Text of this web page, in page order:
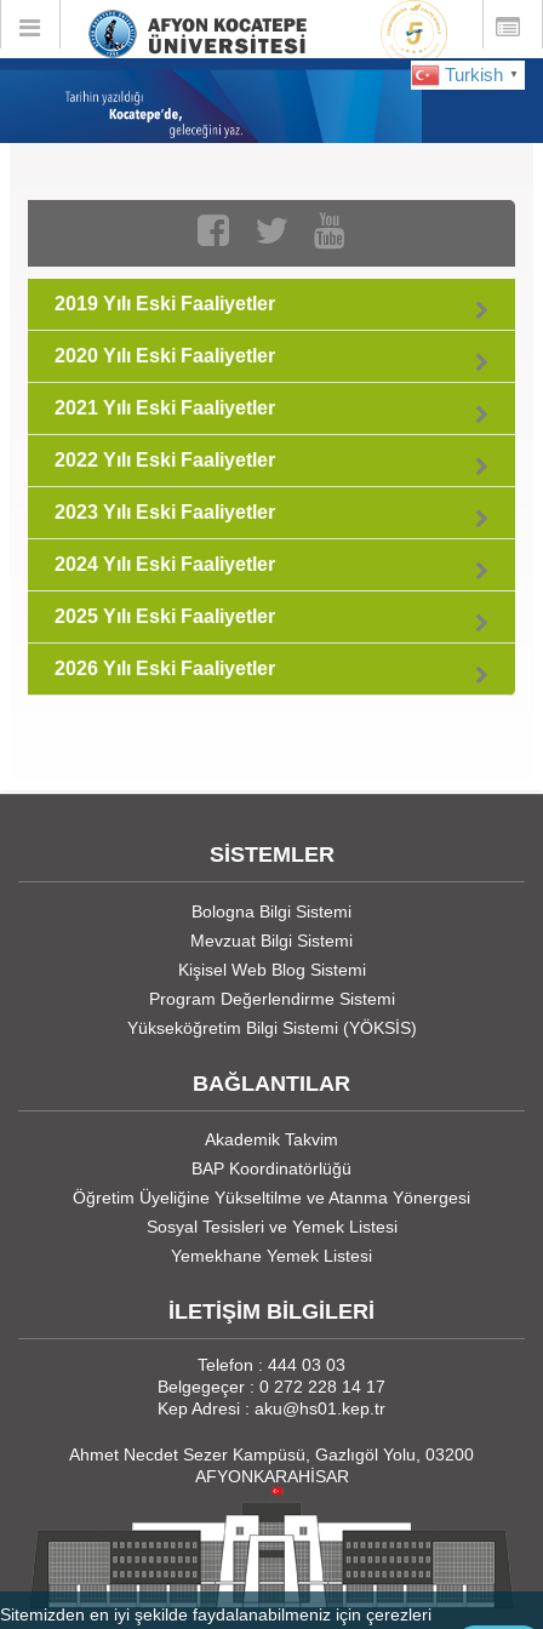
Toggle
global
Toggle
Sitemizden en iyi şekilde faydalanabilmeniz için çerezleri
Turkish ▼
Eski Faaliyetler :Haziran 2023
2019 Yılı Eski Faaliyetler
2020 Yılı Eski Faaliyetler
2021 Yılı Eski Faaliyetler
2022 Yılı Eski Faaliyetler
2023 Yılı Eski Faaliyetler
2024 Yılı Eski Faaliyetler
2025 Yılı Eski Faaliyetler
2026 Yılı Eski Faaliyetler
SİSTEMLER
Bologna Bilgi Sistemi
Mevzuat Bilgi Sistemi
Kişisel Web Blog Sistemi
Program Değerlendirme Sistemi
Yükseköğretim Bilgi Sistemi (YÖKSİS)
BAĞLANTILAR
Akademik Takvim
BAP Koordinatörlüğü
Öğretim Üyeliğine Yükseltilme ve Atanma Yönergesi
Sosyal Tesisleri ve Yemek Listesi
Yemekhane Yemek Listesi
İLETİŞİM BİLGİLERİ
Telefon : 444 03 03
Belgegeçer : 0 272 228 14 17
Kep Adresi : aku@hs01.kep.tr
Ahmet Necdet Sezer Kampüsü, Gazlıgöl Yolu, 03200
AFYONKARAHİSAR